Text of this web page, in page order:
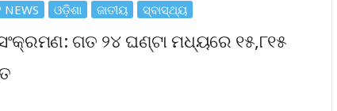
NEWS ଓଡ଼ିଶା ଜାତୀୟ ସ୍ବାସ୍ଥ୍ୟ
ଗତ ୨୪ ଘଣ୍ଟା ମଧ୍ୟରେ ୧୫,୮୧୫